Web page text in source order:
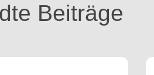
Beiträge